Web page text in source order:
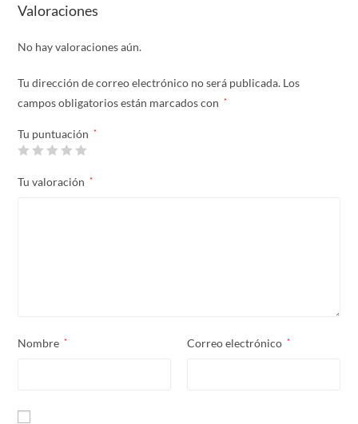
Valoraciones
No hay valoraciones aún.
Tu dirección de correo electrónico no será publicada. Los
campos obligatorios están marcados con
*
Tu puntuación *
Tu valoración *
Nombre * Correo electrónico *